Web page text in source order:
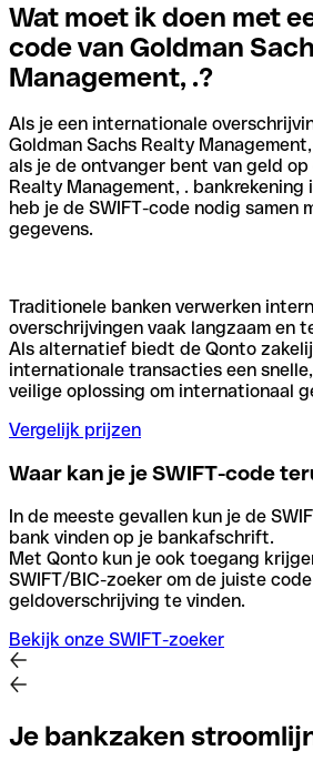
Wat moet ik doen met
code van Goldman
Management, .?
Als je een internationale
Goldman Sachs Realty
als je de ontvanger bent van geld op
Realty Management, . bankrekening
heb je de SWIFT-code nodig samen
gegevens.
Traditionele banken verwerken
overschrijvingen vaak langzaam en
Als alternatief biedt de Qonto
internationale transacties een
veilige oplossing om internationaal
Vergelijk prijzen
Waar kan je je SWIFT-code
In de meeste gevallen kun je de
bank vinden op je bankafschrift.
Met Qonto kun je ook toegang
SWIFT/BIC-zoeker om de juiste
geldoverschrijving te vinden.
Bekijk onze SWIFT-zoeker
Je bankzaken